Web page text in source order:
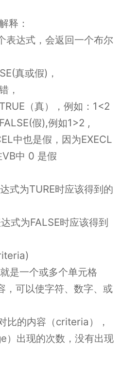
释：
达式，会返回一个布尔
真或假)，
，
（真），例如：1<2
假),例如1>2 ,
中也是假，因为EXECL
中 0 是假
式为TURE时应该得到的
式为FALSE时应该得到
是一个或多个单元格
可以使字符、数字、或
比的内容（criteria），
）出现的次数，没有出现